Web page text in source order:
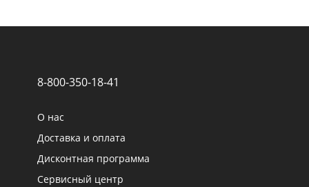
8-800-350-18-41
О нас
Доставка и оплата
Дисконтная программа
Сервисный центр